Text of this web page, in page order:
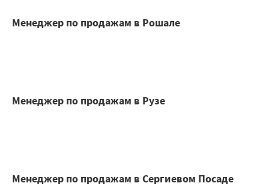
Менеджер по продажам в Рошале
Менеджер по продажам в Рузе
Менеджер по продажам в Сергиевом Посаде